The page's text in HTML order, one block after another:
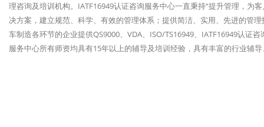
理咨询及培训机构。IATF16949认证咨询服务中心一直秉持“提升管理，为
决方案，建立规范、科学、有效的管理体系；提供简洁、实用、先进的管
车制造各环节的企业提供QS9000、VDA、ISO/TS16949、IATF16949认证
服务中心所有师资均具有15年以上的辅导及培训经验，具有丰富的行业辅